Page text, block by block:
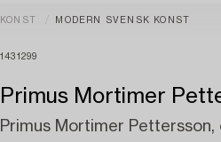
KONST MODERN SVENSK KONST
1431299
Primus Mortimer
Primus Mortimer Pettersson,